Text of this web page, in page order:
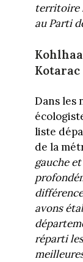
territoire
au Parti
Kotarac
Dans les
liste
de la
gauche
avons
réparti